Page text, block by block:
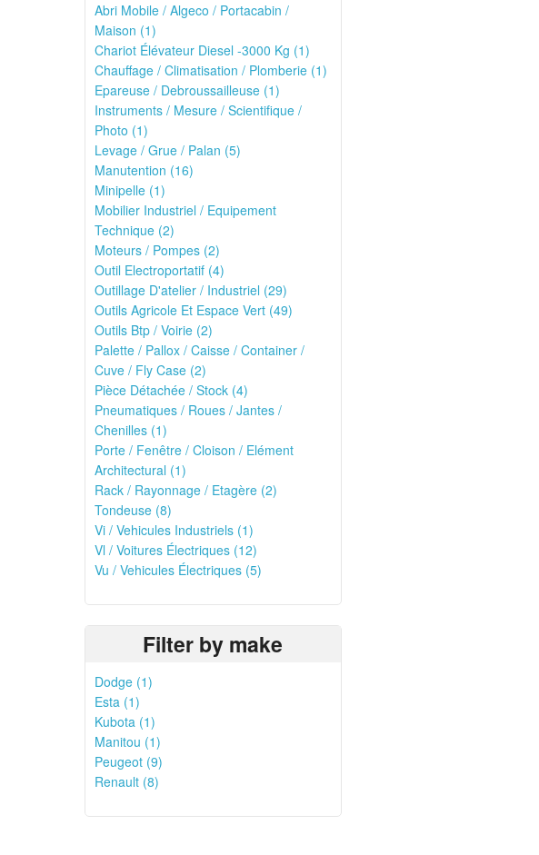
Abri Mobile / Algeco / Portacabin /
Maison (1)
Chariot Élévateur Diesel -3000 Kg (1)
Chauffage / Climatisation / Plomberie (1)
Epareuse / Debroussailleuse (1)
Instruments / Mesure / Scientifique /
Photo (1)
Levage / Grue / Palan (5)
Manutention (16)
Minipelle (1)
Mobilier Industriel / Equipement
Technique (2)
Moteurs / Pompes (2)
Outil Electroportatif (4)
Outillage D'atelier / Industriel (29)
Outils Agricole Et Espace Vert (49)
Outils Btp / Voirie (2)
Palette / Pallox / Caisse / Container /
Cuve / Fly Case (2)
Pièce Détachée / Stock (4)
Pneumatiques / Roues / Jantes /
Chenilles (1)
Porte / Fenêtre / Cloison / Elément
Architectural (1)
Rack / Rayonnage / Etagère (2)
Tondeuse (8)
Vi / Vehicules Industriels (1)
Vl / Voitures Électriques (12)
Vu / Vehicules Électriques (5)
Filter by make
Dodge (1)
Esta (1)
Kubota (1)
Manitou (1)
Peugeot (9)
Renault (8)